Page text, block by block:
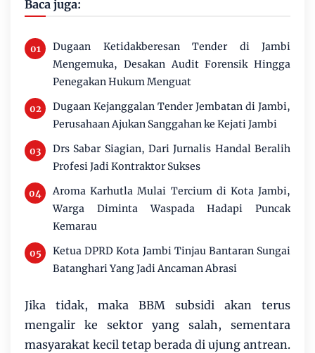
Baca juga:
Dugaan Ketidakberesan Tender di Jambi
Mengemuka, Desakan Audit Forensik Hingga
Penegakan Hukum Menguat
Dugaan Kejanggalan Tender Jembatan di Jambi,
Perusahaan Ajukan Sanggahan ke Kejati Jambi
Drs Sabar Siagian, Dari Jurnalis Handal Beralih
Profesi Jadi Kontraktor Sukses
Aroma Karhutla Mulai Tercium di Kota Jambi,
Warga Diminta Waspada Hadapi Puncak
Kemarau
Ketua DPRD Kota Jambi Tinjau Bantaran Sungai
Batanghari Yang Jadi Ancaman Abrasi
Jika tidak, maka BBM subsidi akan terus
mengalir ke sektor yang salah, sementara
masyarakat kecil tetap berada di ujung antrean.